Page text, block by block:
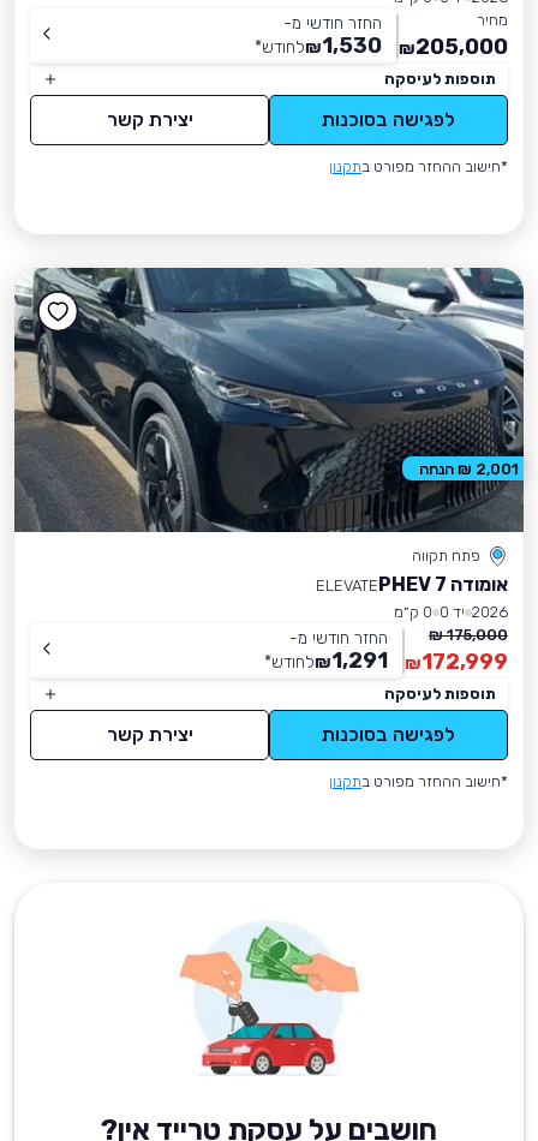
מחיר
205,000
₪
החזר חודשי מ-
1,530
₪לחודש*
תוספות לעיסקה
לפגישה בסוכנות יצירת קשר
*חישוב ההחזר מפורט בתקנון
פתח תקווה
אומודה 7 PHEV
ELEVATE
2026 יד 0
0 ק״מ
175,000 ₪
172,999
₪
החזר חודשי מ-
1,291
₪לחודש*
תוספות לעיסקה
לפגישה בסוכנות יצירת קשר
*חישוב ההחזר מפורט בתקנון
2,001 ₪ הנחה
חושבים על עסקת טרייד אין?